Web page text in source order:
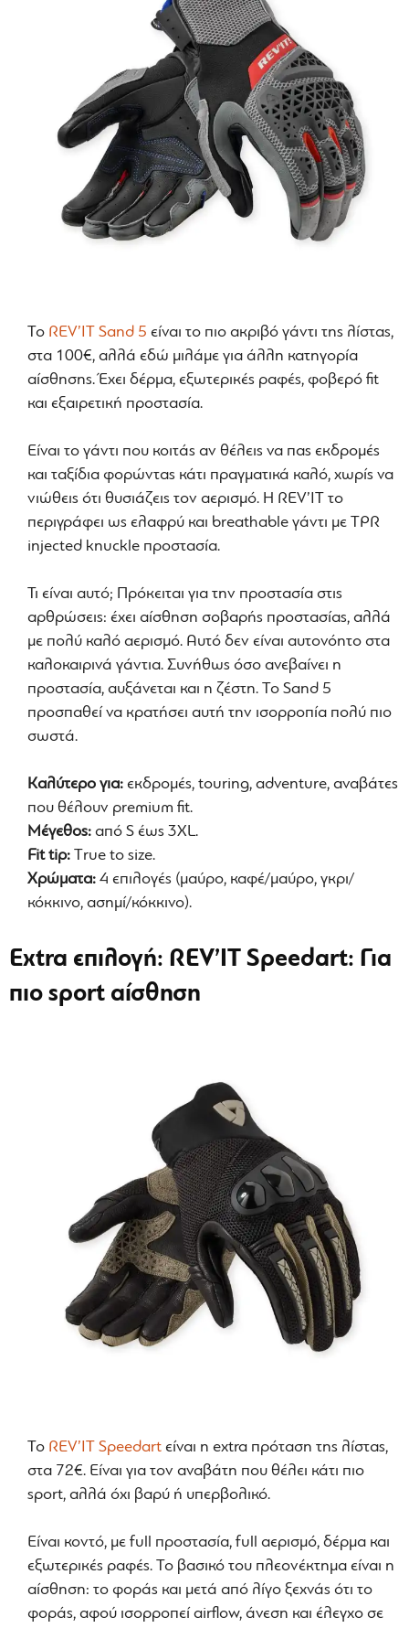
Το REV’IT Sand 5 είναι το πιο ακριβό γάντι της λίστας,
στα 100€, αλλά εδώ μιλάμε για άλλη κατηγορία
αίσθησης. Έχει δέρμα, εξωτερικές ραφές, φοβερό fit
και εξαιρετική προστασία.
Είναι το γάντι που κοιτάς αν θέλεις να πας εκδρομές
και ταξίδια φορώντας κάτι πραγματικά καλό, χωρίς να
νιώθεις ότι θυσιάζεις τον αερισμό. Η REV’IT το
περιγράφει ως ελαφρύ και breathable γάντι με TPR
injected knuckle προστασία.
Τι είναι αυτό; Πρόκειται για την προστασία στις
αρθρώσεις: έχει αίσθηση σοβαρής προστασίας, αλλά
με πολύ καλό αερισμό. Αυτό δεν είναι αυτονόητο στα
καλοκαιρινά γάντια. Συνήθως όσο ανεβαίνει η
προστασία, αυξάνεται και η ζέστη. Το Sand 5
προσπαθεί να κρατήσει αυτή την ισορροπία πολύ πιο
σωστά.
Καλύτερο για: εκδρομές, touring, adventure, αναβάτες
που θέλουν premium fit.
Μέγεθος: από S έως 3XL.
Fit tip: Τrue to size.
Χρώματα: 4 επιλογές (μαύρο, καφέ/μαύρο, γκρι/
κόκκινο, ασημί/κόκκινο).
Extra επιλογή: REV’IT Speedart: Για
πιο sport αίσθηση
Το REV’IT Speedart είναι η extra πρόταση της λίστας,
στα 72€. Είναι για τον αναβάτη που θέλει κάτι πιο
sport, αλλά όχι βαρύ ή υπερβολικό.
Είναι κοντό, με full προστασία, full αερισμό, δέρμα και
εξωτερικές ραφές. Το βασικό του πλεονέκτημα είναι η
αίσθηση: το φοράς και μετά από λίγο ξεχνάς ότι το
φοράς, αφού ισορροπεί airflow, άνεση και έλεγχο σε